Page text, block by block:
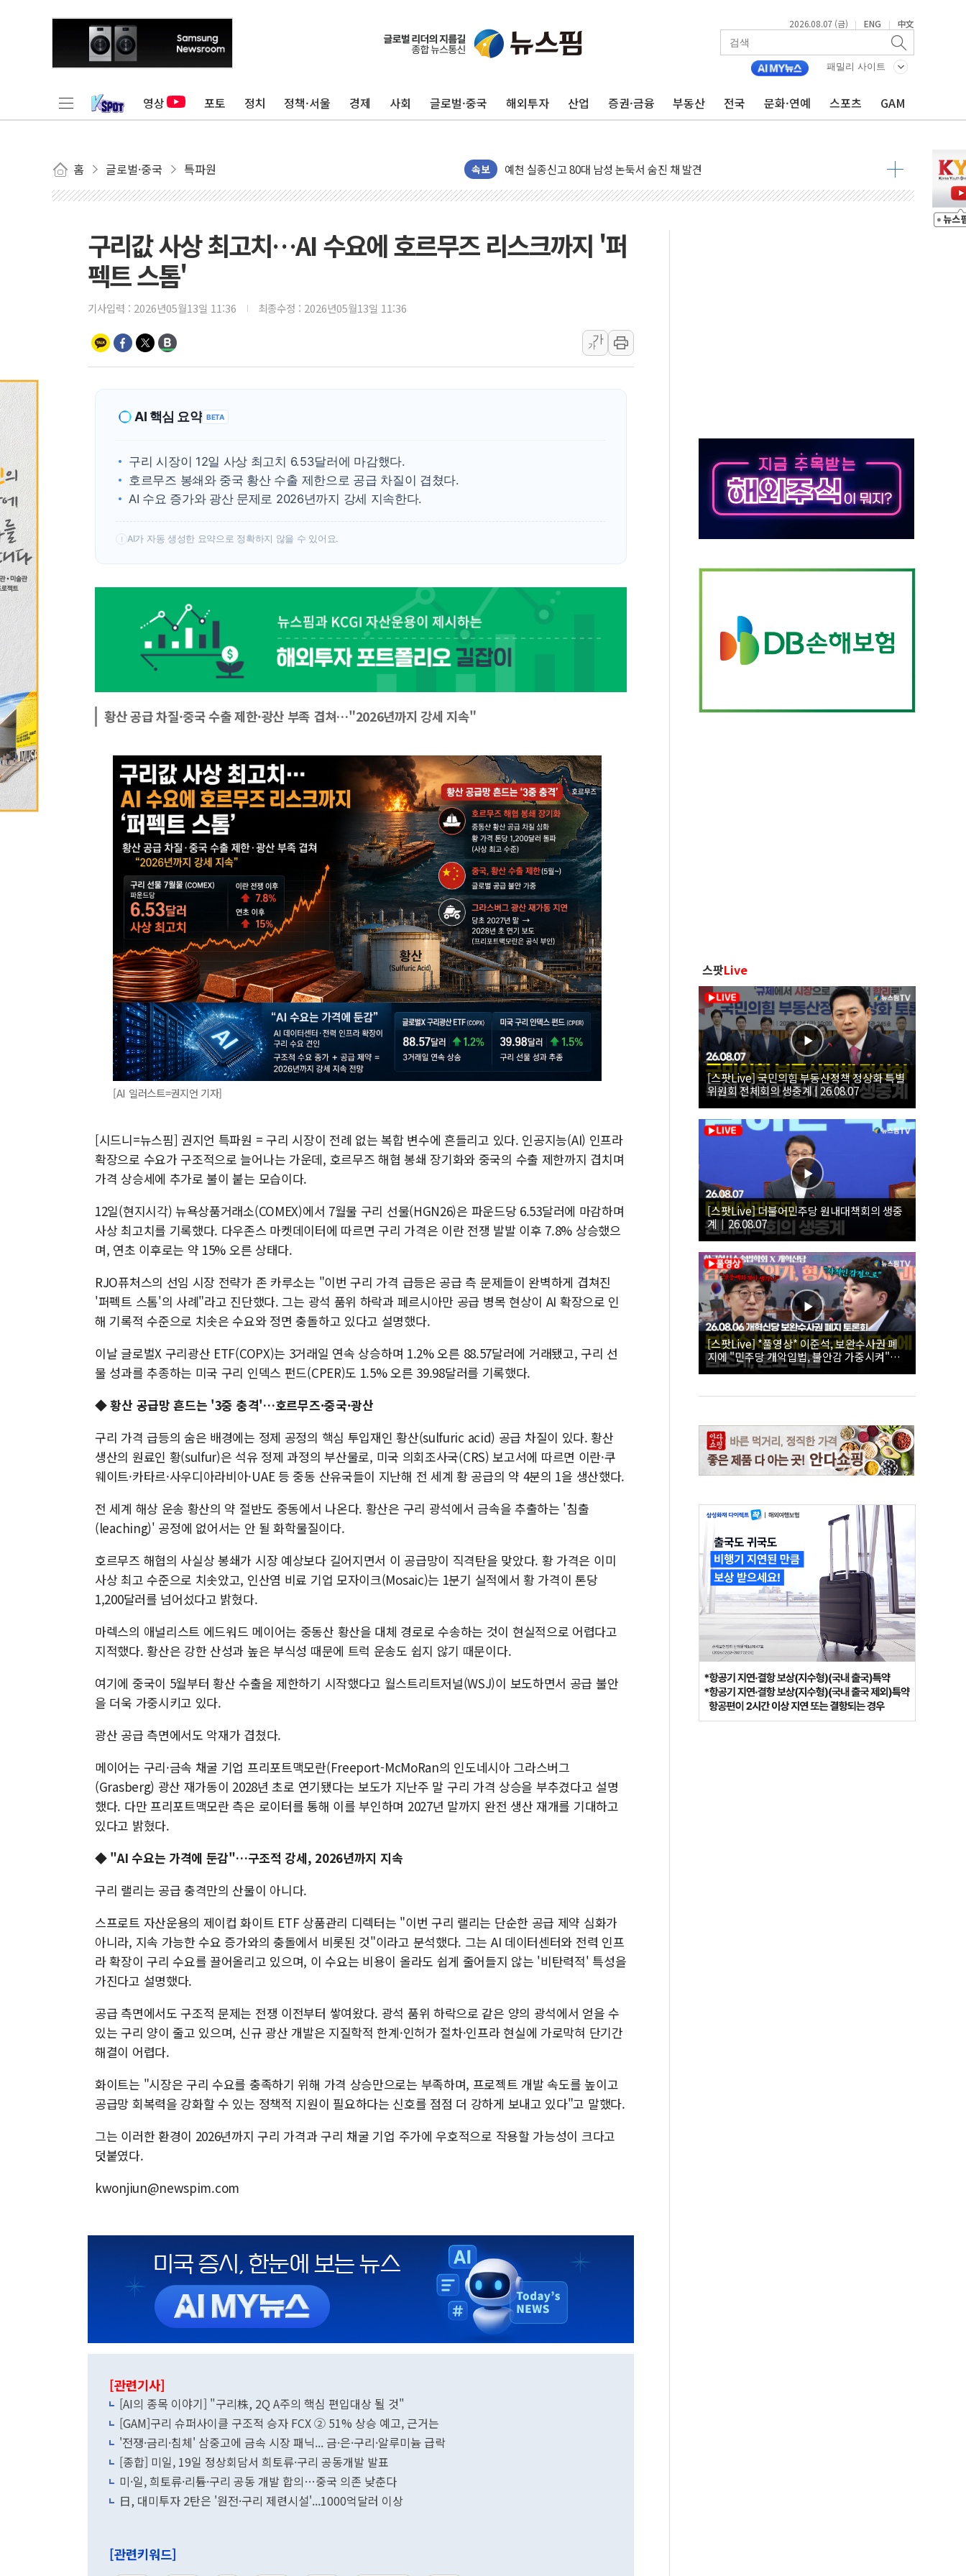
2026.08.07 (금) | ENG | 中文
패밀리 사이트
영상 포토 정치 정책·서울 경제 사회 글로벌·중국 해외투자 산업 증권·금융 부동산 전국 문화·연예 스포츠 GAM
홈 글로벌·중국 특파원 속보
美 민주, 트럼프 측에 200만 달러 건넨 韓기업 조사… "관세 무마용 뇌물 의혹"
지방공기업 경영평가, 서울농수산식품공사 등 20곳 '최우수'...인천환경공단 등 '부진'
"35초마다 중국과 통신"...美보안기업, 중국제 공유기서 '백도어' 발견
한병도 "막말 정치를 좌시하지 않겠다"
AIA그룹, 12년 연속 MDRT 회원 수 세계 1위…국내 회원 34% 증가
[컨콜] 네이버, 멤버십 연계 배송 혜택 강화...새벽 배송 도입 예정
와이즈버즈, 상반기 매출 245억원…순이익 흑자 전환
배준영 의원 "거주 사용 형태에 따른 중과세는 과세 원칙 어긋나"
합수본, '투표율 조작 의혹' 서울·경기·충북 선관위 등 추가 압수수색
교원그룹 펫 프렌들리 호텔 '키녹', 30일 2주년 기념 행사
벤처업계 "정부 세제개편안 환영...RSU 세제지원 긍정 검토되길"
구리값 사상 최고치…AI 수요에 호르무즈 리스크까지 '퍼
펙트 스톰'
기사입력 : 2026년05월13일 11:36 최종수정 : 2026년05월13일 11:36
가
가
AI 핵심 요약 BETA
구리 시장이 12일 사상 최고치 6.53달러에 마감했다.
호르무즈 봉쇄와 중국 황산 수출 제한으로 공급 차질이 겹쳤다.
AI 수요 증가와 광산 문제로 2026년까지 강세 지속한다.
! AI가 자동 생성한 요약으로 정확하지 않을 수 있어요.
황산 공급 차질·중국 수출 제한·광산 부족 겹쳐…"2026년까지 강세 지속"
[AI 일러스트=권지언 기자]
[시드니=뉴스핌] 권지언 특파원 = 구리 시장이 전례 없는 복합 변수에 흔들리고 있다. 인공지능(AI) 인프라
확장으로 수요가 구조적으로 늘어나는 가운데, 호르무즈 해협 봉쇄 장기화와 중국의 수출 제한까지 겹치며
가격 상승세에 추가로 불이 붙는 모습이다.
12일(현지시각) 뉴욕상품거래소(COMEX)에서 7월물 구리 선물(HGN26)은 파운드당 6.53달러에 마감하며
사상 최고치를 기록했다. 다우존스 마켓데이터에 따르면 구리 가격은 이란 전쟁 발발 이후 7.8% 상승했으
며, 연초 이후로는 약 15% 오른 상태다.
RJO퓨처스의 선임 시장 전략가 존 카루소는 "이번 구리 가격 급등은 공급 측 문제들이 완벽하게 겹쳐진
'퍼펙트 스톰'의 사례"라고 진단했다. 그는 광석 품위 하락과 페르시아만 공급 병목 현상이 AI 확장으로 인
해 기록적 수준으로 치솟은 수요와 정면 충돌하고 있다고 설명했다.
이날 글로벌X 구리광산 ETF(COPX)는 3거래일 연속 상승하며 1.2% 오른 88.57달러에 거래됐고, 구리 선
물 성과를 추종하는 미국 구리 인덱스 펀드(CPER)도 1.5% 오른 39.98달러를 기록했다.
◆ 황산 공급망 흔드는 '3중 충격'…호르무즈·중국·광산
구리 가격 급등의 숨은 배경에는 정제 공정의 핵심 투입재인 황산(sulfuric acid) 공급 차질이 있다. 황산
생산의 원료인 황(sulfur)은 석유 정제 과정의 부산물로, 미국 의회조사국(CRS) 보고서에 따르면 이란·쿠
웨이트·카타르·사우디아라비아·UAE 등 중동 산유국들이 지난해 전 세계 황 공급의 약 4분의 1을 생산했다.
전 세계 해상 운송 황산의 약 절반도 중동에서 나온다. 황산은 구리 광석에서 금속을 추출하는 '침출
(leaching)' 공정에 없어서는 안 될 화학물질이다.
호르무즈 해협의 사실상 봉쇄가 시장 예상보다 길어지면서 이 공급망이 직격탄을 맞았다. 황 가격은 이미
사상 최고 수준으로 치솟았고, 인산염 비료 기업 모자이크(Mosaic)는 1분기 실적에서 황 가격이 톤당
1,200달러를 넘어섰다고 밝혔다.
마렉스의 애널리스트 에드워드 메이어는 중동산 황산을 대체 경로로 수송하는 것이 현실적으로 어렵다고
지적했다. 황산은 강한 산성과 높은 부식성 때문에 트럭 운송도 쉽지 않기 때문이다.
여기에 중국이 5월부터 황산 수출을 제한하기 시작했다고 월스트리트저널(WSJ)이 보도하면서 공급 불안
을 더욱 가중시키고 있다.
광산 공급 측면에서도 악재가 겹쳤다.
메이어는 구리·금속 채굴 기업 프리포트맥모란(Freeport-McMoRan의 인도네시아 그라스버그
(Grasberg) 광산 재가동이 2028년 초로 연기됐다는 보도가 지난주 말 구리 가격 상승을 부추겼다고 설명
했다. 다만 프리포트맥모란 측은 로이터를 통해 이를 부인하며 2027년 말까지 완전 생산 재개를 기대하고
있다고 밝혔다.
◆ "AI 수요는 가격에 둔감"…구조적 강세, 2026년까지 지속
구리 랠리는 공급 충격만의 산물이 아니다.
스프로트 자산운용의 제이컵 화이트 ETF 상품관리 디렉터는 "이번 구리 랠리는 단순한 공급 제약 심화가
아니라, 지속 가능한 수요 증가와의 충돌에서 비롯된 것"이라고 분석했다. 그는 AI 데이터센터와 전력 인프
라 확장이 구리 수요를 끌어올리고 있으며, 이 수요는 비용이 올라도 쉽게 줄어들지 않는 '비탄력적' 특성을
가진다고 설명했다.
공급 측면에서도 구조적 문제는 전쟁 이전부터 쌓여왔다. 광석 품위 하락으로 같은 양의 광석에서 얻을 수
있는 구리 양이 줄고 있으며, 신규 광산 개발은 지질학적 한계·인허가 절차·인프라 현실에 가로막혀 단기간
해결이 어렵다.
화이트는 "시장은 구리 수요를 충족하기 위해 가격 상승만으로는 부족하며, 프로젝트 개발 속도를 높이고
공급망 회복력을 강화할 수 있는 정책적 지원이 필요하다는 신호를 점점 더 강하게 보내고 있다"고 말했다.
그는 이러한 환경이 2026년까지 구리 가격과 구리 채굴 기업 주가에 우호적으로 작용할 가능성이 크다고
덧붙였다.
kwonjiun@newspim.com
[관련기사]
[AI의 종목 이야기] "구리株, 2Q A주의 핵심 편입대상 될 것"
[GAM]구리 슈퍼사이클 구조적 승자 FCX ② 51% 상승 예고, 근거는
'전쟁·금리·침체' 삼중고에 금속 시장 패닉... 금·은·구리·알루미늄 급락
[종합] 미일, 19일 정상회담서 희토류·구리 공동개발 발표
미·일, 희토류·리튬·구리 공동 개발 합의…중국 의존 낮춘다
日, 대미투자 2탄은 '원전·구리 제련시설'...1000억달러 이상
[관련키워드]
스팟Live
[스팟Live] 국민의힘 부동산정책 정상화 특별
위원회 전체회의 생중계 | 26.08.07
[스팟Live] 더불어민주당 원내대책회의 생중
계｜26.08.07
[스팟Live] *풀영상* 이준석, 보완수사권 폐
지에 "민주당 개악입법, 불안감 가중시켜"｜
26.08.06 개혁신당 보완수사권 폐지 토론회